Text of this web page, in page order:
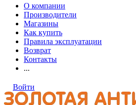
О компании
Производители
Магазины
Как купить
Правила эксплуатации
Возврат
Контакты
...
Войти